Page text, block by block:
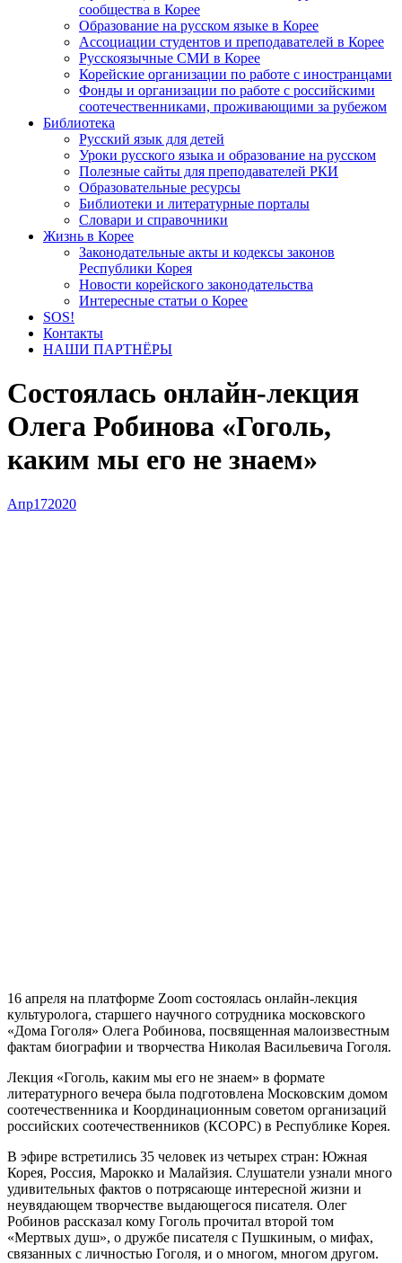
сообщества в Корее
Образование на русском языке в Корее
Ассоциации студентов и преподавателей в Корее
Русскоязычные СМИ в Корее
Корейские организации по работе с иностранцами
Фонды и организации по работе с российскими
соотечественниками, проживающими за рубежом
Библиотека
Русский язык для детей
Уроки русского языка и образование на русском
Полезные сайты для преподавателей РКИ
Образовательные ресурсы
Библиотеки и литературные порталы
Словари и справочники
Жизнь в Корее
Законодательные акты и кодексы законов
Республики Корея
Новости корейского законодательства
Интересные статьи о Корее
SOS!
Контакты
НАШИ ПАРТНЁРЫ
Состоялась онлайн-лекция
Олега Робинова «Гоголь,
каким мы его не знаем»
Апр172020
16 апреля на платформе Zoom состоялась онлайн-лекция
культуролога, старшего научного сотрудника московского
«Дома Гоголя» Олега Робинова, посвященная малоизвестным
фактам биографии и творчества Николая Васильевича Гоголя.
Лекция «Гоголь, каким мы его не знаем» в формате
литературного вечера была подготовлена Московским домом
соотечественника и Координационным советом организаций
российских соотечественников (КСОРС) в Республике Корея.
В эфире встретились 35 человек из четырех стран: Южная
Корея, Россия, Марокко и Малайзия. Слушатели узнали много
удивительных фактов о потрясающе интересной жизни и
неувядающем творчестве выдающегося писателя. Олег
Робинов рассказал кому Гоголь прочитал второй том
«Мертвых душ», о дружбе писателя с Пушкиным, о мифах,
связанных с личностью Гоголя, и о многом, многом другом.